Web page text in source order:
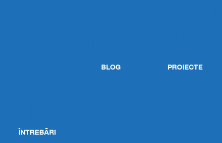
ÎNTREBĂRI
BLOG PROIECTE